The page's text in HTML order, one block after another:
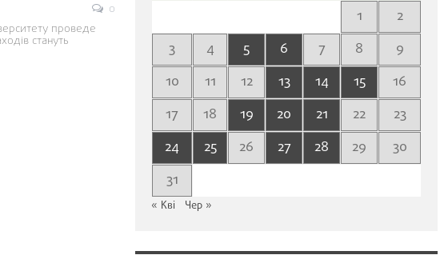
0
проведе
стануть
1
2
3
4 5 6 7 8
9
10
11 12 13 14 15
16
17
18 19 20 21 22
23
24
25 26 27 28 29
30
31
« Кві Чер »